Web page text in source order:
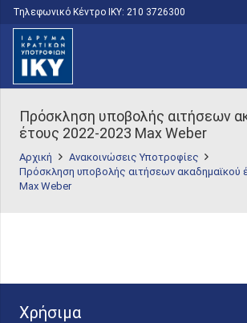
Τηλεφωνικό Κέντρο IKY: 210 3726300
Πρόσκληση υποβολής αιτήσεων
έτους 2022-2023 Μax Weber
Αρχική
Ανακοινώσεις Υποτροφίες
Πρόσκληση υποβολής αιτήσεων ακαδημαϊκού
Μax Weber
Χρήσιμα